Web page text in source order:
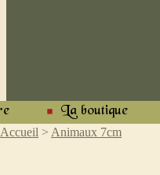
Accueil > Animaux 7cm